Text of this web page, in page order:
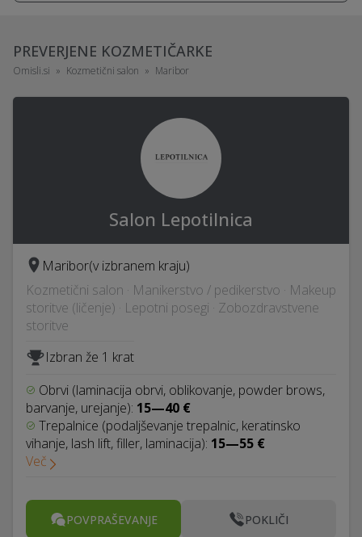
PREVERJENE KOZMETIČARKE
Omisli.si Kozmetični salon Maribor
Salon Lepotilnica
Maribor(v izbranem kraju)
Kozmetični salon · Manikerstvo / pedikerstvo · Makeup
storitve (ličenje) · Lepotni posegi · Zobozdravstvene
storitve
Izbran že 1 krat
Obrvi (laminacija obrvi, oblikovanje, powder brows,
barvanje, urejanje): 15—40 €
Trepalnice (podaljševanje trepalnic, keratinsko
vihanje, lash lift, filler, laminacija): 15—55 €
Več
POVPRAŠEVANJE POKLIČI